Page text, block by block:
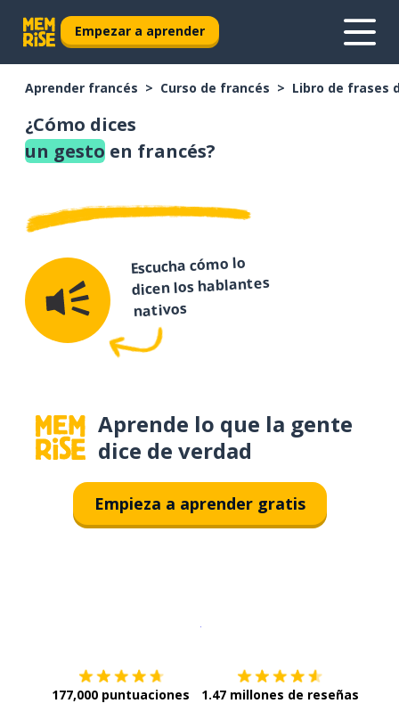
Empezar a aprender
Aprender francés Curso de francés Libro de frases
¿Cómo dices
un gesto en francés?
Escucha cómo lo
dicen los hablantes
nativos
Aprende lo que la gente
dice de verdad
Empieza a aprender gratis
177,000 puntuaciones 1.47 millones de reseñas